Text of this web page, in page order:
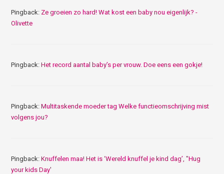
Pingback: Ze groeien zo hard! Wat kost een baby nou eigenlijk? -
Olivette
Pingback:Het record aantal baby’s per vrouw. Doe eens een gokje!
Pingback:Multitaskende moeder tag Welke functieomschrijving mist
volgens jou?
Pingback:Knuffelen maa! Het is ‘Wereld knuffel je kind dag’, "Hug
your kids Day'